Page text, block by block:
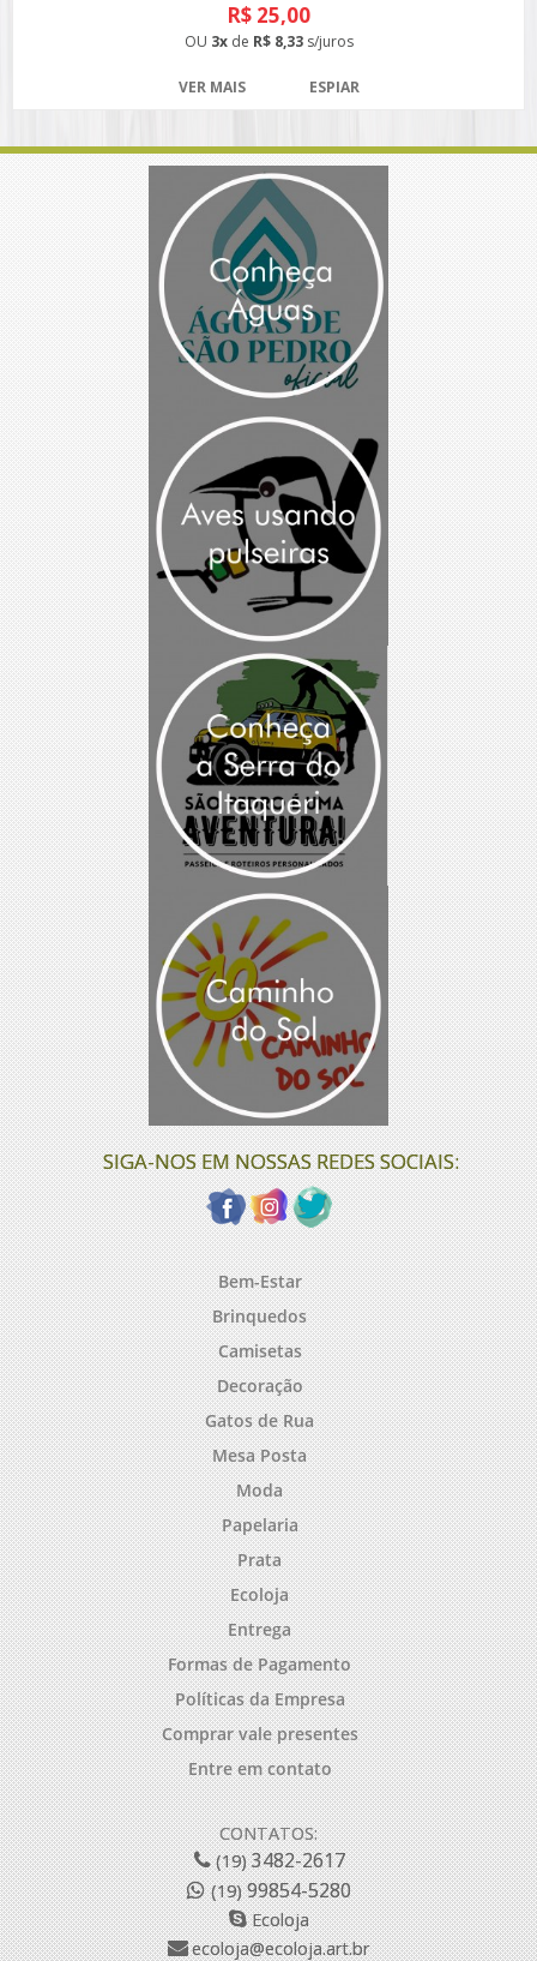
R$ 25,00
OU 3xde R$ 8,33s/juros
VER MAIS ESPIAR
SIGA-NOS EM NOSSAS REDES SOCIAIS:
Bem-Estar
Brinquedos
Camisetas
Decoração
Gatos de Rua
Mesa Posta
Moda
Papelaria
Prata
Ecoloja
Entrega
Formas de Pagamento
Políticas da Empresa
Comprar vale presentes
Entre em contato
CONTATOS:
(19)3482-2617
(19)99854-5280
Ecoloja
ecoloja@ecoloja.art.br